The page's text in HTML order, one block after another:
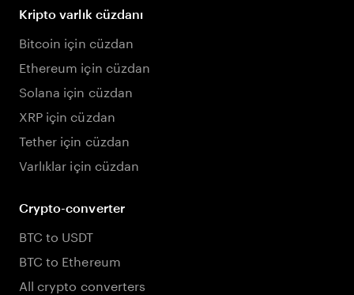
Kripto varlık cüzdanı
Bitcoin için cüzdan
Ethereum için cüzdan
Solana için cüzdan
XRP için cüzdan
Tether için cüzdan
Varlıklar için cüzdan
Crypto-converter
BTC to USDT
BTC to Ethereum
All crypto converters